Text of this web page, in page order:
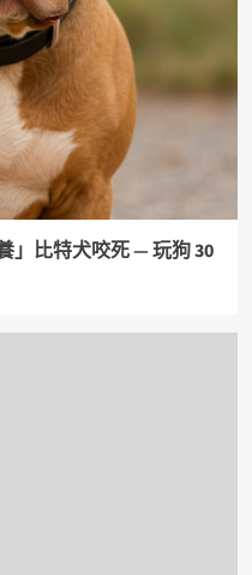
」比特犬咬死 — 玩狗 30